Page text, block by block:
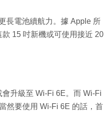
長電池續航力。據 Apple 所
15 吋新機或可使用接近 20
升級至 Wi-Fi 6E。而 Wi-Fi
然要使用 Wi-Fi 6E 的話，首